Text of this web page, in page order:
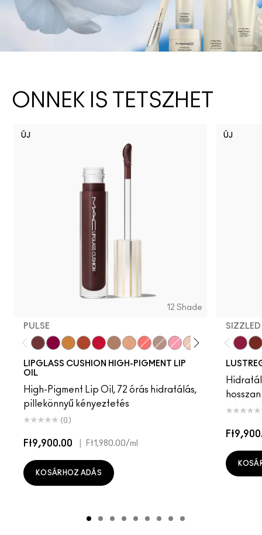
ÖNNEK IS TETSZHET
ÚJ
12 Shade
PULSE
LIPGLASS CUSHION HIGH-PIGMENT LIP
OIL
High-Pigment Lip Oil, 72 órás hidratálás,
pillekönnyű kényeztetés
(0)
Ft9,900.00 Ft1,980.00/ml
KOSÁRHOZ ADÁS
ÚJ